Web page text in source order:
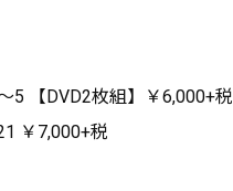
5 【DVD2枚組】￥6,000+税
￥7,000+税